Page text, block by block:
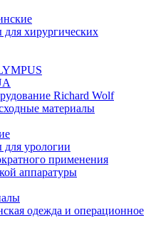
хирургических
Richard Wolf
материалы
для урологии
применения
аппаратуры
одежда и операционное